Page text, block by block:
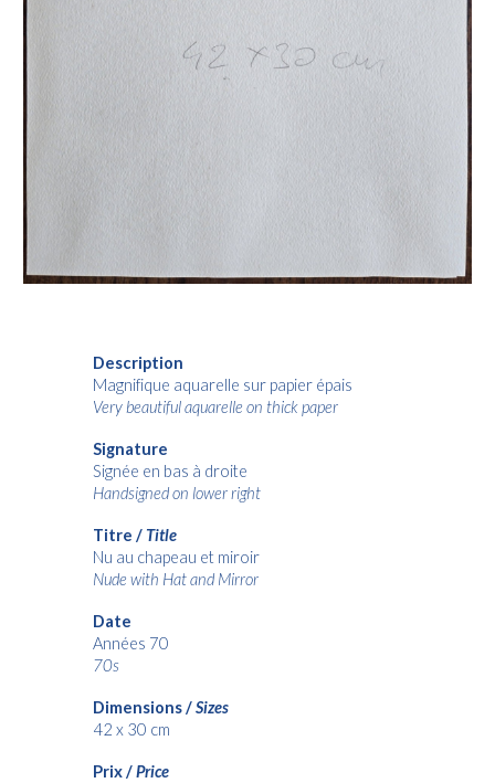
Description
Magnifique aquarelle sur papier épais
Very beautiful aquarelle on thick paper
Signature
Signée en bas à droite
Handsigned on lower right
Titre / Title
Nu au chapeau et miroir
Nude with Hat and Mirror
Date
Années 70
70s
Dimensions /Sizes
42 x 30 cm
Prix /Price